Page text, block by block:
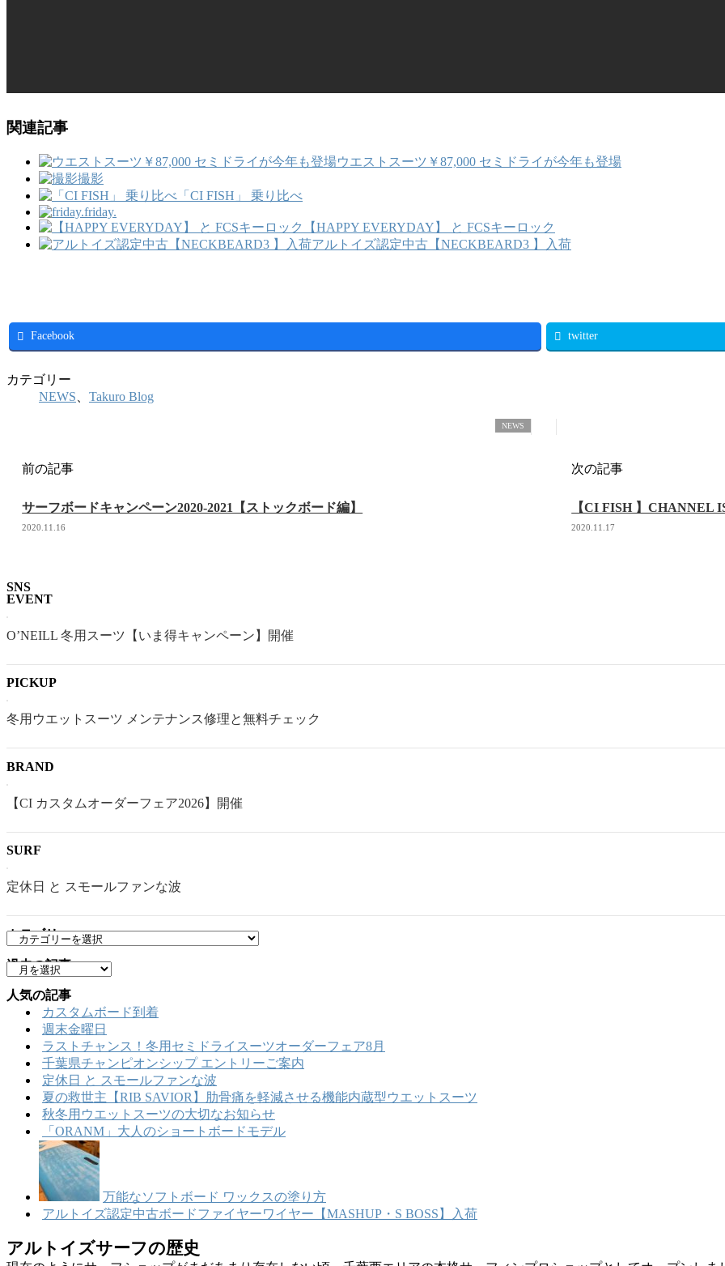
関連記事
ウエストスーツ￥87,000 セミドライが今年も登場
撮影
「CI FISH」 乗り比べ
friday.
【HAPPY EVERYDAY】 と FCSキーロック
アルトイズ認定中古【NECKBEARD3 】入荷
Facebook twitter
カテゴリー
NEWS
Takuro Blog
NEWS
前の記事
サーフボードキャンペーン2020-2021【ストックボード編】
2020.11.16
次の記事
【CI FISH 】CHANNEL
2020.11.17
SNS
EVENT
O’NEILL 冬用スーツ【いま得キャンペーン】開催
PICKUP
冬用ウエットスーツ メンテナンス修理と無料チェック
BRAND
【CI カスタムオーダーフェア2026】開催
SURF
定休日 と スモールファンな波
カテゴリー
リ
ー
過去の記事
ー
カ
人気の記事
カスタムボード到着
週末金曜日
ラストチャンス！冬用セミドライスーツオーダーフェア8月
千葉県チャンピオンシップ エントリーご案内
定休日 と スモールファンな波
夏の救世主【RIB SAVIOR】肋骨痛を軽減させる機能内蔵型ウエットスーツ
秋冬用ウエットスーツの大切なお知らせ
「ORANM」大人のショートボードモデル
万能なソフトボード ワックスの塗り方
アルトイズ認定中古ボードファイヤーワイヤー【MASHUP・S BOSS】入荷
アルトイズサーフの歴史